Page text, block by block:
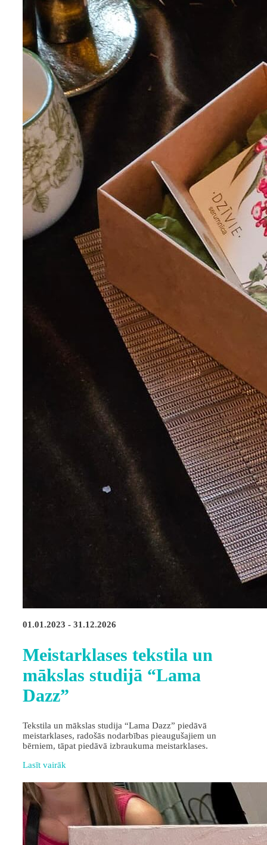
01.01.2023 - 31.12.2026
Meistarklases tekstila un
mākslas studijā “Lama
Dazz”
Tekstila un mākslas studija “Lama Dazz” piedāvā
meistarklases, radošās nodarbības pieaugušajiem un
bērniem, tāpat piedāvā izbraukuma meistarklases.
Lasīt vairāk